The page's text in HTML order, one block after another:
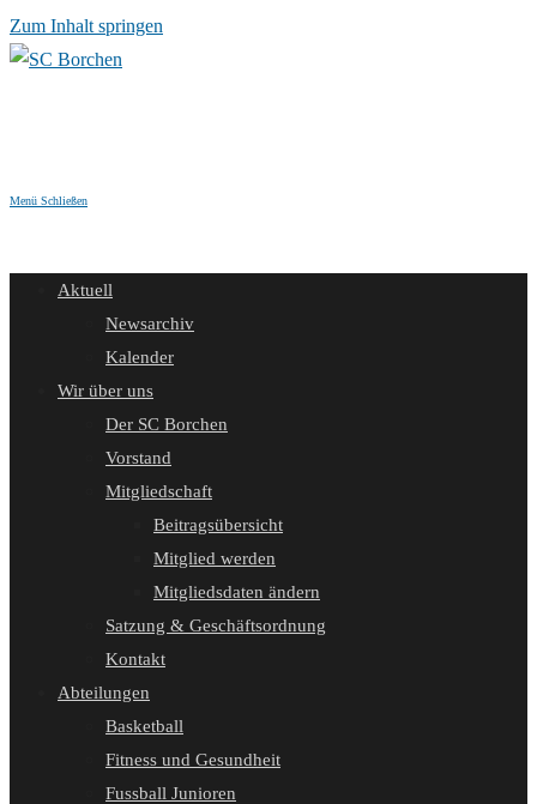
Zum Inhalt springen
Menü Schließen
Aktuell
Newsarchiv
Kalender
Wir über uns
Der SC Borchen
Vorstand
Mitgliedschaft
Beitragsübersicht
Mitglied werden
Mitgliedsdaten ändern
Satzung & Geschäftsordnung
Kontakt
Abteilungen
Basketball
Fitness und Gesundheit
Fussball Junioren